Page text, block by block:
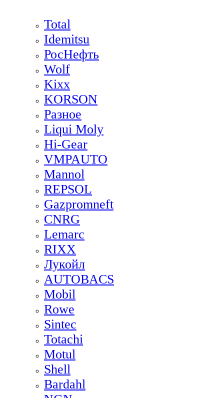
Total
Idemitsu
РосНефть
Wolf
Kixx
KORSON
Разное
Liqui Moly
Hi-Gear
VMPAUTO
Mannol
REPSOL
Gazpromneft
CNRG
Lemarc
RIXX
Лукойл
AUTOBACS
Mobil
Rowe
Sintec
Totachi
Motul
Shell
Bardahl